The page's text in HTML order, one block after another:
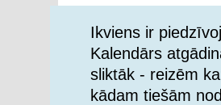
Ikviens ir
Kalendārs
sliktāk - reizēm
kādam tiešām